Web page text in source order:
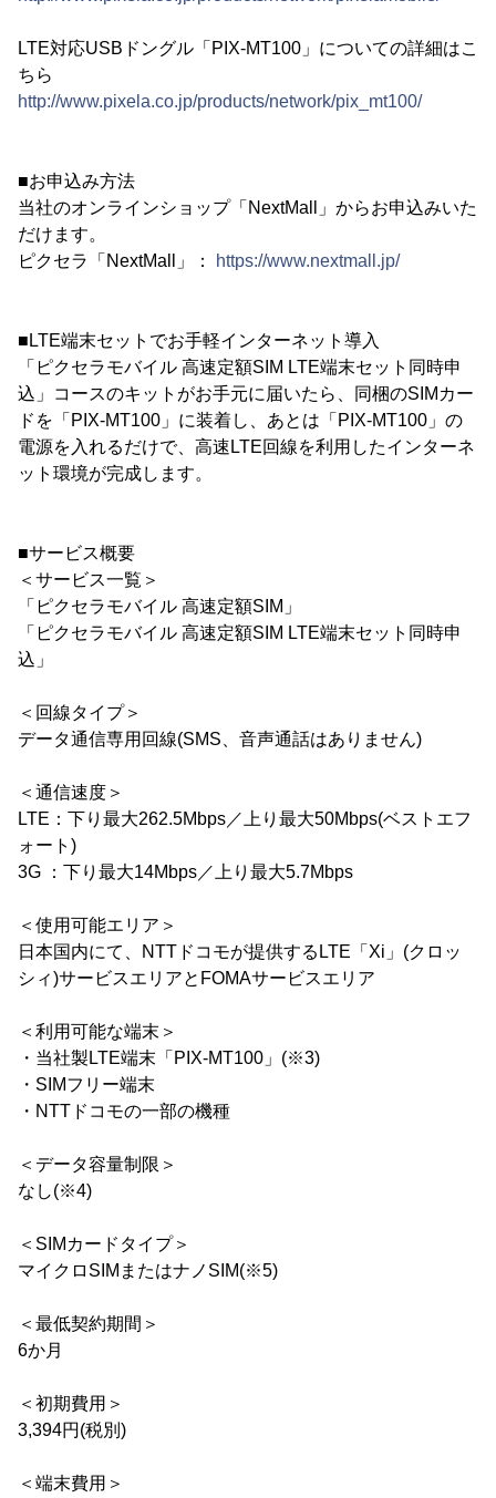
LTE対応USBドングル「PIX-MT100」についての詳細はこ
ちら
http://www.pixela.co.jp/products/network/pix_mt100/
■お申込み方法
当社のオンラインショップ「NextMall」からお申込みいた
だけます。
ピクセラ「NextMall」：
https://www.nextmall.jp/
■LTE端末セットでお手軽インターネット導入
「ピクセラモバイル 高速定額SIM LTE端末セット同時申
込」コースのキットがお手元に届いたら、同梱のSIMカー
ドを「PIX-MT100」に装着し、あとは「PIX-MT100」の
電源を入れるだけで、高速LTE回線を利用したインターネ
ット環境が完成します。
■サービス概要
＜サービス一覧＞
「ピクセラモバイル 高速定額SIM」
「ピクセラモバイル 高速定額SIM LTE端末セット同時申
込」
＜回線タイプ＞
データ通信専用回線(SMS、音声通話はありません)
＜通信速度＞
LTE：下り最大262.5Mbps／上り最大50Mbps(ベストエフ
ォート)
3G ：下り最大14Mbps／上り最大5.7Mbps
＜使用可能エリア＞
日本国内にて、NTTドコモが提供するLTE「Xi」(クロッ
シィ)サービスエリアとFOMAサービスエリア
＜利用可能な端末＞
・当社製LTE端末「PIX-MT100」(※3)
・SIMフリー端末
・NTTドコモの一部の機種
＜データ容量制限＞
なし(※4)
＜SIMカードタイプ＞
マイクロSIMまたはナノSIM(※5)
＜最低契約期間＞
6か月
＜初期費用＞
3,394円(税別)
＜端末費用＞